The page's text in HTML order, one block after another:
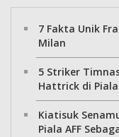
7 Fakta Unik
Milan
5 Striker
Hattrick di Piala
Kiatisuk
Piala AFF